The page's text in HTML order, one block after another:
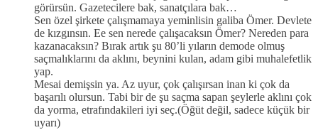
görürsün. Gazetecilere bak, sanatçılara bak…
Sen özel şirkete çalışmamaya yeminlisin galiba Ömer. Devlete
de kızgınsın. Ee sen nerede çalışacaksın Ömer? Nereden para
kazanacaksın? Bırak artık şu 80’li yıların demode olmuş
saçmalıklarını da aklını, beynini kulan, adam gibi muhalefetlik
yap.
Mesai demişsin ya. Az uyur, çok çalışırsan inan ki çok da
başarılı olursun. Tabi bir de şu saçma sapan şeylerle aklını çok
da yorma, etrafındakileri iyi seç.(Öğüt değil, sadece küçük bir
uyarı)